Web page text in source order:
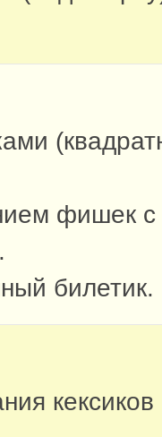
фишек
билетик.
кексиков